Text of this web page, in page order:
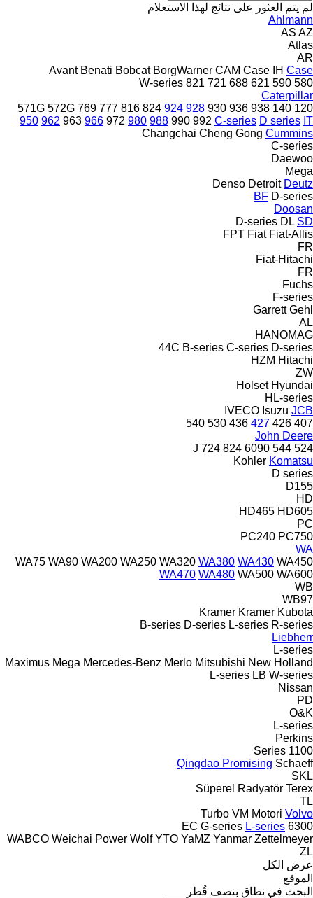
لم يتم العثور على نتائج لهذا الاستعلام
Ahlmann
AS AZ
Atlas
AR
Avant Benati Bobcat BorgWarner CAM Case IH Case
580
590
621
688
721
821
W-series
Caterpillar
120
140
571G 572G 769 777 816 824 924 928 930 936 938
950 962 963 966 972 980 988 990 992 C-series D series IT
Changchai Cheng Gong Cummins
C-series
Daewoo
Mega
Denso Detroit Deutz
BF D-series
Doosan
D-series DL SD
FPT Fiat Fiat-Allis
FR
Fiat-Hitachi
FR
Fuchs
F-series
Garrett Gehl
AL
HANOMAG
44C B-series C-series D-series
HZM Hitachi
ZW
Holset Hyundai
HL-series
IVECO Isuzu JCB
407
426
427
436
530
540
John Deere
524
544 J
724 824 6090
Kohler Komatsu
D series
D155
HD
HD465 HD605
PC
PC240 PC750
WA
WA75 WA90 WA200 WA250 WA320 WA380 WA430 WA450
WA470 WA480 WA500 WA600
WB
WB97
Kramer Kramer Kubota
B-series D-series L-series R-series
Liebherr
L-series
Maximus Mega Mercedes-Benz Merlo Mitsubishi New Holland
L-series LB W-series
Nissan
PD
O&K
L-series
Perkins
1100 Series
Qingdao Promising Schaeff
SKL
Süperel Radyatör Terex
TL
Turbo VM Motori Volvo
6300
EC G-series L-series
WABCO Weichai Power Wolf YTO YaMZ Yanmar Zettelmeyer
ZL
عرض الكل
الموقع
البحث في نطاق بنصف قُطر